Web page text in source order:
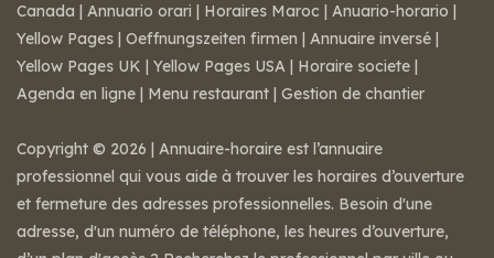
Canada | Annuario orari | Horaires Maroc | Anuario-horario |
Yellow Pages | Oeffnungszeiten firmen | Annuaire inversé |
Yellow Pages UK | Yellow Pages USA | Horaire societe |
Agenda en ligne | Menu restaurant | Gestion de chantier
Copyright © 2026 | Annuaire-horaire est l’annuaire
professionnel qui vous aide à trouver les horaires d’ouverture
et fermeture des adresses professionnelles. Besoin d'une
adresse, d'un numéro de téléphone, les heures d’ouverture,